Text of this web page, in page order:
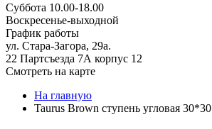
Суббота 10.00-18.00
Воскресенье-выходной
График работы
ул. Стара-Загора, 29а.
22 Партсъезда 7А корпус 12
Смотреть на карте
На главную
Taurus Brown ступень угловая 30*30